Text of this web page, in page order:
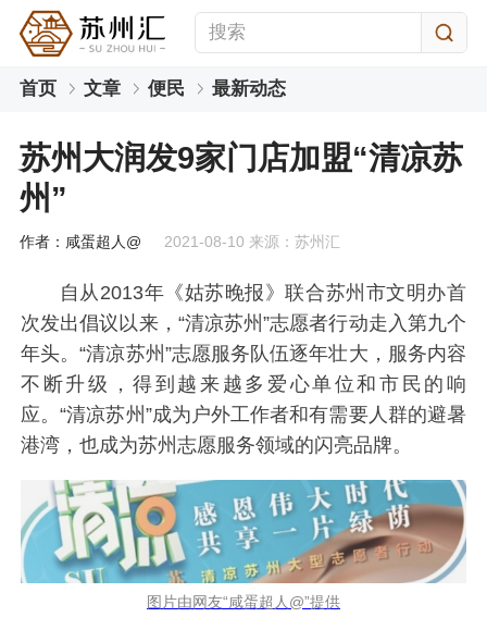
首页 文章 便民 最新动态
苏州大润发9家门店加盟“清凉苏
州”
作者：咸蛋超人@ 2021-08-10 来源：苏州汇
自从2013年《姑苏晚报》联合苏州市文明办首
次发出倡议以来，“清凉苏州”志愿者行动走入第九个
年头。“清凉苏州”志愿服务队伍逐年壮大，服务内容
不断升级，得到越来越多爱心单位和市民的响
应。“清凉苏州”成为户外工作者和有需要人群的避暑
港湾，也成为苏州志愿服务领域的闪亮品牌。
图片由网友“咸蛋超人@”提供